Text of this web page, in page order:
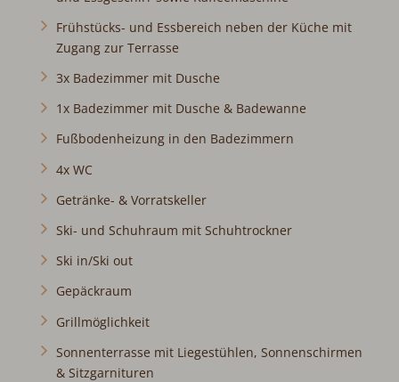
Frühstücks- und Essbereich neben der Küche mit
Zugang zur Terrasse
3x Badezimmer mit Dusche
1x Badezimmer mit Dusche & Badewanne
Fußbodenheizung in den Badezimmern
4x WC
Getränke- & Vorratskeller
Ski- und Schuhraum mit Schuhtrockner
Ski in/Ski out
Gepäckraum
Grillmöglichkeit
Sonnenterrasse mit Liegestühlen, Sonnenschirmen
& Sitzgarnituren